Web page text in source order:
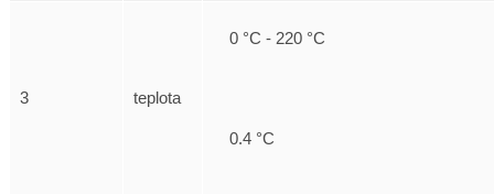
3 teplota
0 °C - 220 °C
0.4 °C